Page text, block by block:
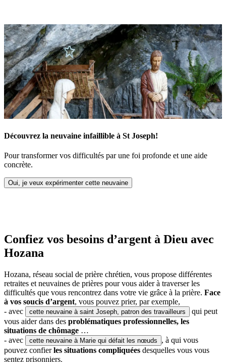
Découvrez la neuvaine infaillible à St Joseph!
Pour transformer vos difficultés par une foi profonde et une aide
concrète.
Oui, je veux expérimenter cette neuvaine
Confiez vos besoins d’argent à Dieu avec
Hozana
Hozana, réseau social de prière chrétien, vous propose différentes
retraites et neuvaines de prières pour vous aider à traverser les
difficultés que vous rencontrez dans votre vie grâce à la prière. Face
à vos soucis d’argent, vous pouvez prier, par exemple,
- avec
cette neuvaine à saint Joseph, patron des travailleurs
qui peut
vous aider dans des problématiques professionnelles, les
situations de chômage …
- avec
cette neuvaine à Marie qui défait les nœuds
, à qui vous
pouvez confierles situations compliquées desquelles vous vous
sentez prisonniers.